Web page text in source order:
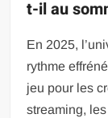
t-il au
En 2025,
rythme
jeu pour les
streaming,